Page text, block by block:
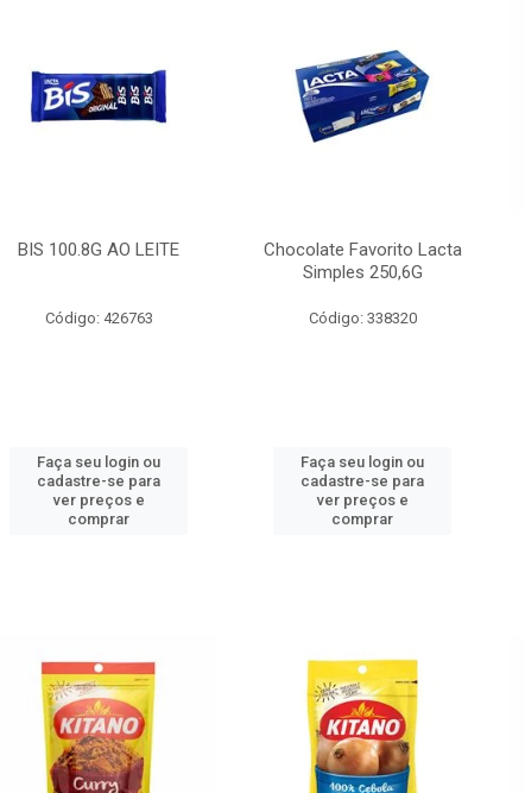
BIS 100.8G AO LEITE
Código: 426763
Faça seu login ou
cadastre-se para
ver preços e
comprar
Chocolate Favorito Lacta
Simples 250,6G
Código: 338320
Faça seu login ou
cadastre-se para
ver preços e
comprar